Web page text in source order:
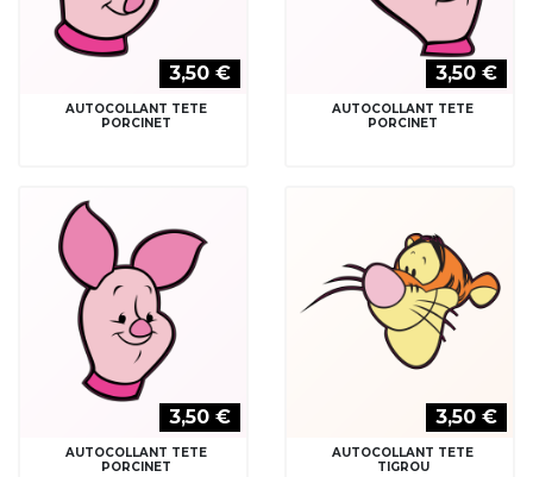
3,50 €
AUTOCOLLANT TETE
PORCINET
3,50 €
AUTOCOLLANT TETE
PORCINET
3,50 €
AUTOCOLLANT TETE
PORCINET
3,50 €
AUTOCOLLANT TETE
TIGROU